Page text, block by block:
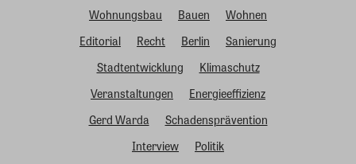
Wohnungsbau
Bauen
Wohnen
Editorial
Recht Berlin
Sanierung
Stadtentwicklung
Klimaschutz
Veranstaltungen
Energieeffizienz
Gerd Warda
Schadensprävention
Interview
Politik